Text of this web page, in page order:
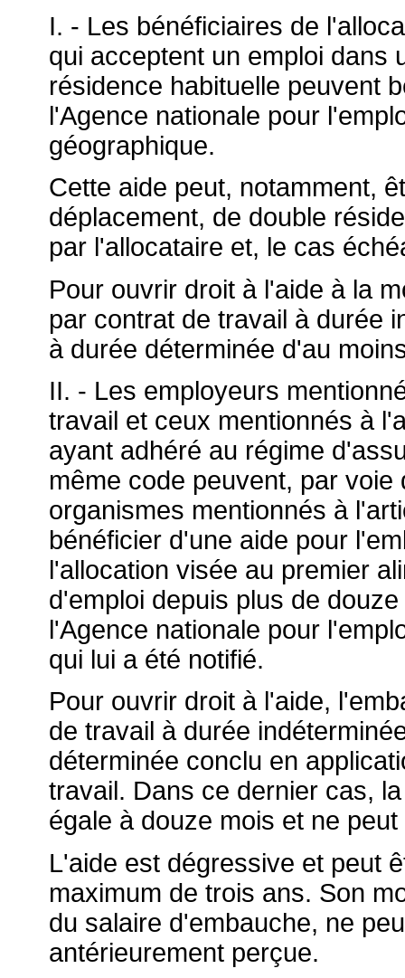
I. - Les bénéficiaires de
qui acceptent un emploi dans
résidence habituelle peuvent
l'Agence nationale pour
géographique.
Cette aide peut, notamment,
déplacement, de double
par l'allocataire et, le cas
Pour ouvrir droit à l'aide à la
par contrat de travail à durée
à durée déterminée d'au
II. - Les employeurs
travail et ceux mentionnés à
ayant adhéré au régime
même code peuvent, par
organismes mentionnés à
bénéficier d'une aide pour
l'allocation visée au premier
d'emploi depuis plus de
l'Agence nationale pour
qui lui a été notifié.
Pour ouvrir droit à l'aide,
de travail à durée
déterminée conclu en
travail. Dans ce dernier cas,
égale à douze mois et ne
L'aide est dégressive et peut
maximum de trois ans. Son
du salaire d'embauche, ne
antérieurement perçue.